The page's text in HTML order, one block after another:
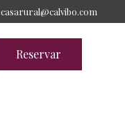
casarural@calvibo.com
Reservar